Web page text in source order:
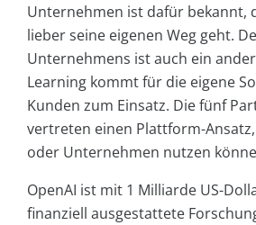
Unternehmen ist dafür bekannt,
lieber seine eigenen Weg geht.
Unternehmens ist auch ein
Learning kommt für die eigene
Kunden zum Einsatz. Die fünf
vertreten einen Plattform-
oder Unternehmen nutzen
OpenAI ist mit 1 Milliarde US-
finanziell ausgestattete